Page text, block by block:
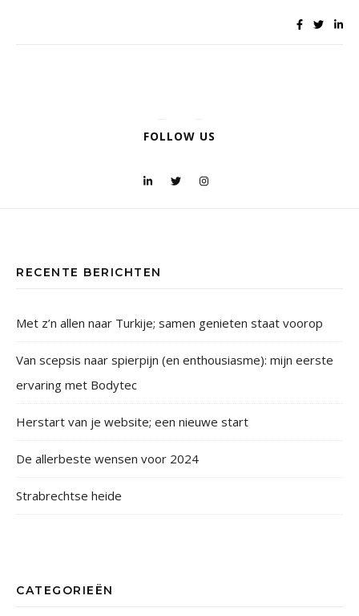
FOLLOW US
RECENTE BERICHTEN
Met z’n allen naar Turkije; samen genieten staat voorop
Van scepsis naar spierpijn (en enthousiasme): mijn eerste
ervaring met Bodytec
Herstart van je website; een nieuwe start
De allerbeste wensen voor 2024
Strabrechtse heide
CATEGORIEËN